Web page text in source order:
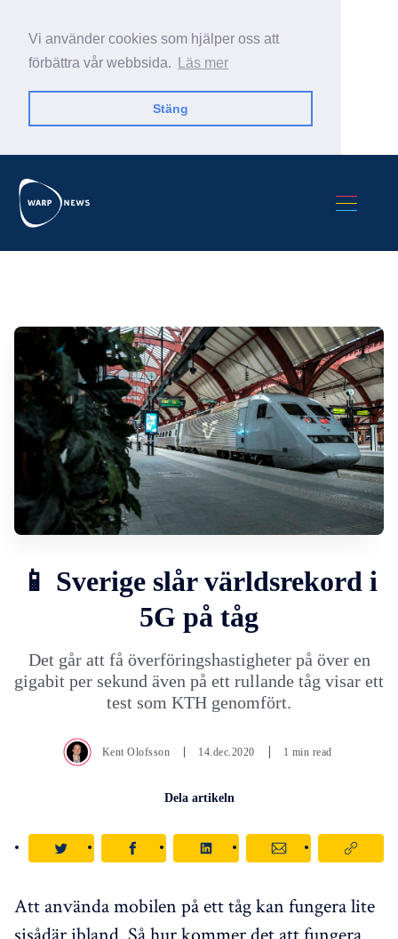
Vi använder cookies som hjälper oss att
förbättra vår webbsida.
Läs mer
Stäng
📱 Sverige slår världsrekord i
5G på tåg
Det går att få överföringshastigheter på över en
gigabit per sekund även på ett rullande tåg visar ett
test som KTH genomfört.
Kent Olofsson 14.dec.2020 1 min read
Dela artikeln
Att använda mobilen på ett tåg kan fungera lite
sisådär ibland. Så hur kommer det att fungera